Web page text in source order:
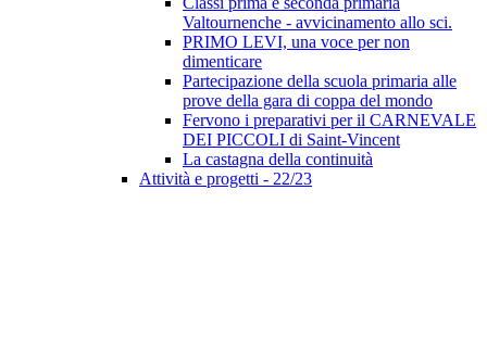
Valtournenche - avvicinamento allo sci.
PRIMO LEVI, una voce per non
dimenticare
Partecipazione della scuola primaria alle
prove della gara di coppa del mondo
Fervono i preparativi per il CARNEVALE
DEI PICCOLI di Saint-Vincent
La castagna della continuità
Attività e progetti - 22/23